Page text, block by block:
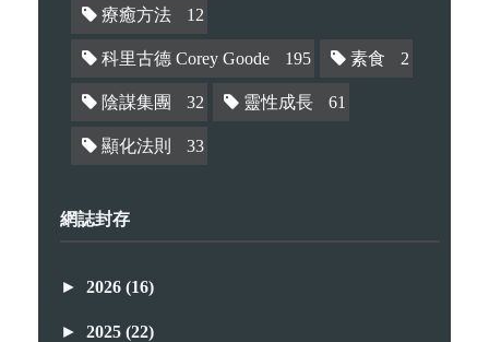
療癒方法 12
科里古德 Corey Goode 195 素食 2
陰謀集團 32 靈性成長 61
顯化法則 33
網誌封存
► 2026 (16)
► 2025 (22)